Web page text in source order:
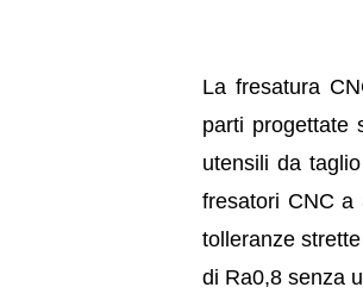
La fresatura
parti progettate
utensili da
fresatori CNC a
tolleranze
di Ra0,8 senza